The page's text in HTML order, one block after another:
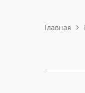
Главная